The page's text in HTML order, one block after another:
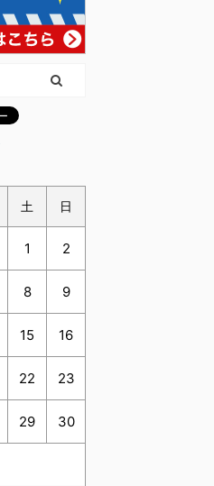
土 日
1 2
8 9
15 16
22 23
29 30